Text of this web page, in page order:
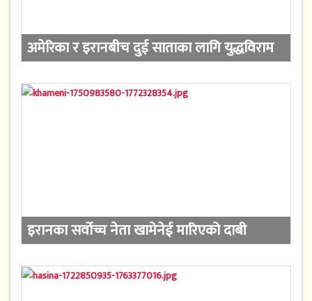
अमेरिका र इरानबीच दुई साताका लागि युद्धविराम
इरानका सर्वोच्च नेता खामेनेई मारिएको दाबी